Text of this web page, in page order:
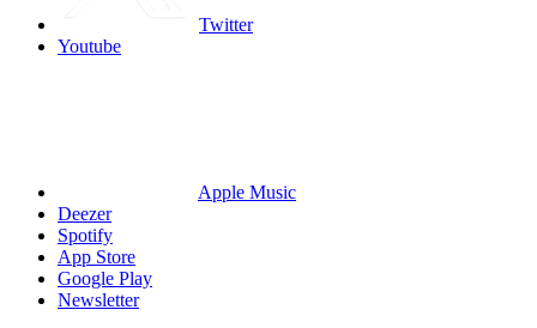
Twitter
Youtube
Apple Music
Deezer
Spotify
App Store
Google Play
Newsletter